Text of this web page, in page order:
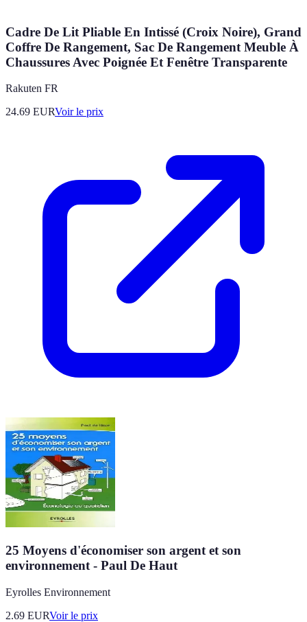
Cadre De Lit Pliable En Intissé (Croix Noire), Grand
Coffre De Rangement, Sac De Rangement Meuble À
Chaussures Avec Poignée Et Fenêtre Transparente
Rakuten FR
24.69 EURVoir le prix
25 Moyens d'économiser son argent et son
environnement - Paul De Haut
Eyrolles Environnement
2.69 EURVoir le prix